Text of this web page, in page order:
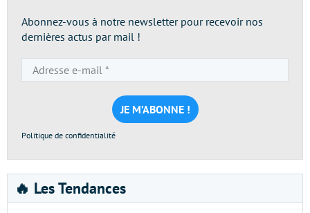
Abonnez-vous à notre newsletter pour recevoir nos
dernières actus par mail !
e-
mail
*
Politique de confidentialité
🔥 Les Tendances